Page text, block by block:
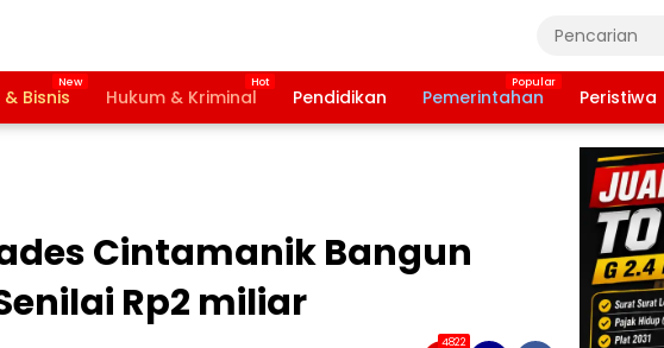
Bisnis Hukum & Kriminal Pendidikan Pemerintahan Peristiwa
Cintamanik Bangun
Rp2 miliar
4822